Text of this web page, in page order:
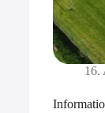
16.